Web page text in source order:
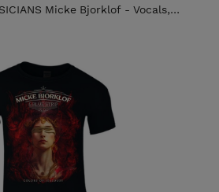
Micke Bjorklof - Vocals,
Nuolikoski - Bass, Backing Vocals
Malletkat Lena Lindroos -
- Backing Vocals Harri Taittonen -